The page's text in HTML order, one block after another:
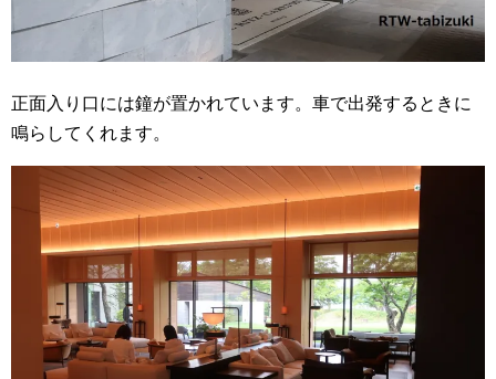
正面入り口には鐘が置かれています。車で出発するときに
鳴らしてくれます。